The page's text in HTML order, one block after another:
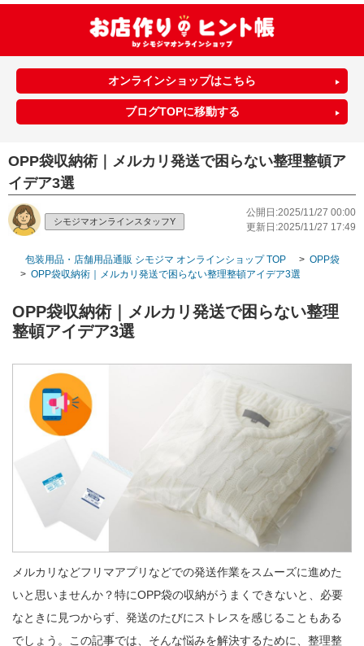
オンラインショップはこちら
ブログTOPに移動する
OPP袋収納術｜メルカリ発送で困らない整理整頓ア
イデア3選
シモジマオンラインスタッフY
公開日:2025/11/27 00:00
更新日:2025/11/27 17:49
包装用品・店舗用品通販 シモジマ オンラインショップ TOP > OPP袋（透
> OPP袋収納術｜メルカリ発送で困らない整理整頓アイデア3選
OPP袋収納術｜メルカリ発送で困らない整理
整頓アイデア3選
メルカリなどフリマアプリなどでの発送作業をスムーズに進めた
いと思いませんか？特にOPP袋の収納がうまくできないと、必要
なときに見つからず、発送のたびにストレスを感じることもある
でしょう。この記事では、そんな悩みを解決するために、整理整